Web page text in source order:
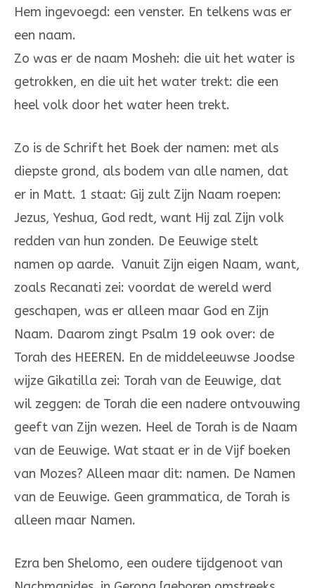
Hem ingevoegd: een venster. En telkens was er
een naam.
Zo was er de naam Mosheh: die uit het water is
getrokken, en die uit het water trekt: die een
heel volk door het water heen trekt.
Zo is de Schrift het Boek der namen: met als
diepste grond, als bodem van alle namen, dat
er in Matt. 1 staat: Gij zult Zijn Naam roepen:
Jezus, Yeshua, God redt, want Hij zal Zijn volk
redden van hun zonden. De Eeuwige stelt
namen op aarde. Vanuit Zijn eigen Naam, want,
zoals Recanati zei: voordat de wereld werd
geschapen, was er alleen maar God en Zijn
Naam. Daarom zingt Psalm 19 ook over: de
Torah des HEEREN. En de middeleeuwse Joodse
wijze Gikatilla zei: Torah van de Eeuwige, dat
wil zeggen: de Torah die een nadere ontvouwing
geeft van Zijn wezen. Heel de Torah is de Naam
van de Eeuwige. Wat staat er in de Vijf boeken
van Mozes? Alleen maar dit: namen. De Namen
van de Eeuwige. Geen grammatica, de Torah is
alleen maar Namen.
Ezra ben Shelomo, een oudere tijdgenoot van